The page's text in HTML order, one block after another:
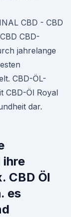
CBD - CBD
CBD-
jahrelange
CBD-ÖL-
CBD-Öl Royal
dar.
ihre
CBD Öl
es